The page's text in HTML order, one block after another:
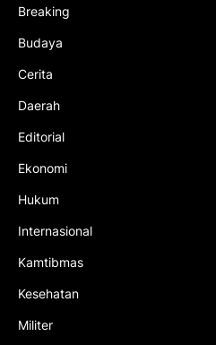
Breaking
Budaya
Cerita
Daerah
Editorial
Ekonomi
Hukum
Internasional
Kamtibmas
Kesehatan
Militer